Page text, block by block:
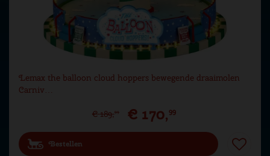
Lemax the balloon cloud hoppers bewegende draaimolen
Carniv…
€ 189,99 € 170,99
Bestellen